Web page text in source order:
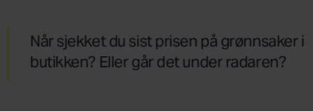
Når sjekket du sist prisen på grønnsaker i
butikken? Eller går det under radaren?